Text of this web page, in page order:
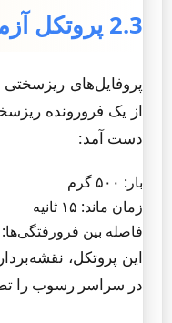
2.3 پروتکل آزمون ریزسختی
پروفایل‌های
از یک فرورونده
دست آمد:
بار: ۵۰۰ گرم
زمان ماند: ۱۵ ثانیه
فاصله بین فرورفتگی‌ها: ۱۵ میکرومتر
این پروتکل،
در سراسر رسوب را